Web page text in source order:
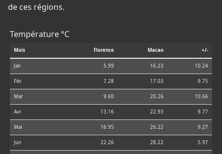
de ces régions.
Température °C
Mois Florence Macao +/-
Jan 5.99 16.23 10.24
Fév 7.28 17.03 9.75
Mar 9.60 20.26 10.66
Avr 13.16 22.93 9.77
Mai 16.95 26.22 9.27
Jun 22.26 28.22 5.97